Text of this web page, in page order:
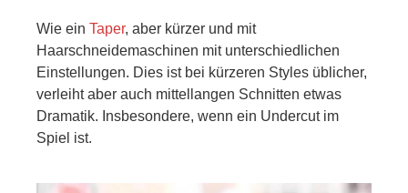
Wie ein Taper, aber kürzer und mit
Haarschneidemaschinen mit unterschiedlichen
Einstellungen. Dies ist bei kürzeren Styles üblicher,
verleiht aber auch mittellangen Schnitten etwas
Dramatik. Insbesondere, wenn ein Undercut im
Spiel ist.